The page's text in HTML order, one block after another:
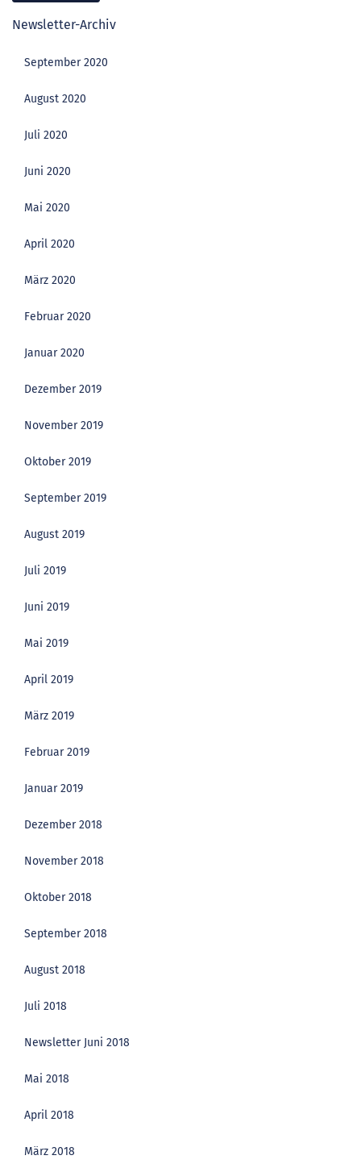
Newsletter-Archiv
September 2020
August 2020
Juli 2020
Juni 2020
Mai 2020
April 2020
März 2020
Februar 2020
Januar 2020
Dezember 2019
November 2019
Oktober 2019
September 2019
August 2019
Juli 2019
Juni 2019
Mai 2019
April 2019
März 2019
Februar 2019
Januar 2019
Dezember 2018
November 2018
Oktober 2018
September 2018
August 2018
Juli 2018
Newsletter Juni 2018
Mai 2018
April 2018
März 2018